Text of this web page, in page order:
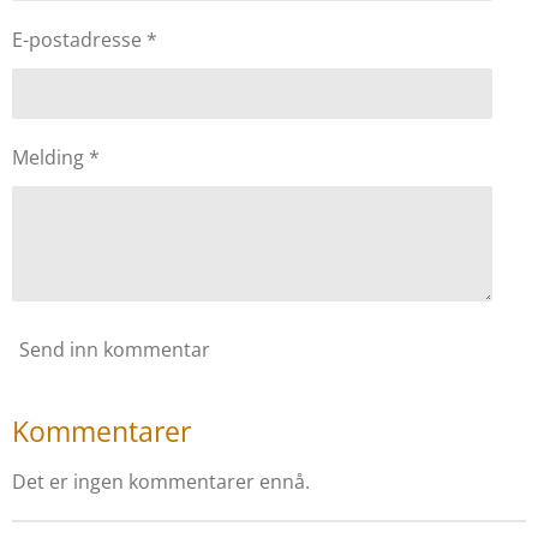
E-postadresse *
Melding *
Send inn kommentar
Kommentarer
Det er ingen kommentarer ennå.